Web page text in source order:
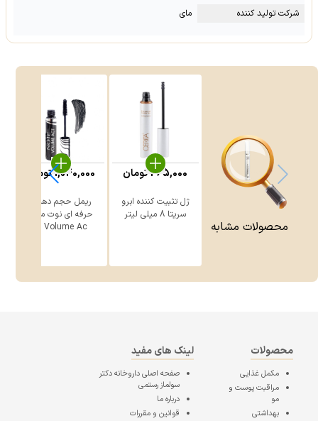
شرکت تولید کننده مای
محصولات مشابه
ژل تثبیت کننده ابرو
سریتا 8 میلی لیتر
465,000تومان
ریمل حجم دهنده
حرفه ای نوت مدل
Volume Ac ...
1,040,000تومان
محصولات
مکمل غذایی
مراقبت پوست و
مو
بهداشتی
لینک های مفید
صفحه اصلیداروخانه دکتر
سولماز رستمی
درباره ما
قوانین و مقررات